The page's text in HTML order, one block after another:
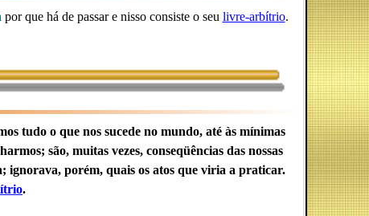
por que há de passar e nisso consiste o seu livre-arbítrio.
tudo o que nos sucede no mundo, até às mínimas
são, muitas vezes, conseqüências das nossas
ignorava, porém, quais os atos que viria a praticar.
.